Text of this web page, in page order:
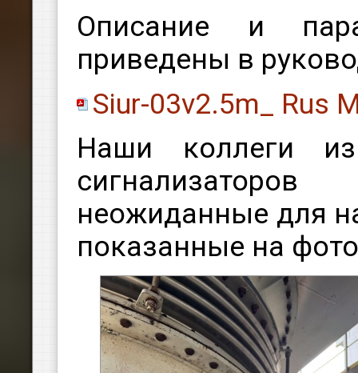
Описание и
приведены в
Siur-03v2.5m_ Rus
Наши коллеги
неожиданные для
показанные на